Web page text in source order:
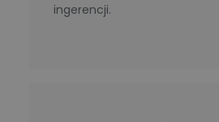
ingerencji.